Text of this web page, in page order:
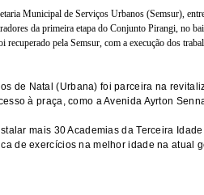
Municipal de Serviços Urbanos (Semsur),
da primeira etapa do Conjunto Pirangi, no
recuperado pela Semsur, com a execução dos
de Natal (Urbana) foi parceira na
à praça, como a Avenida Ayrton
mais 30 Academias da Terceira
de exercícios na melhor idade na atual